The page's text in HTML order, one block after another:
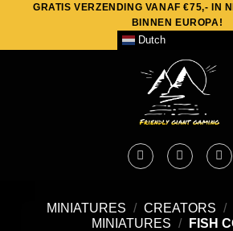
content
GRATIS VERZENDING VANAF €75,- IN
BINNEN EUROPA!
Dutch
MINIATURES / CREATORS /
MINIATURES / FISH